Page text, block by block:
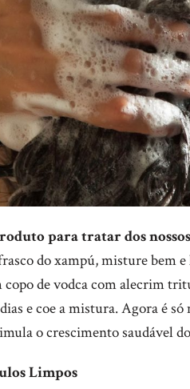
para tratar dos
do xampú, misture bem
copo de vodca com alecrim
e coe a mistura. Agora é
o crescimento saudável
Limpos